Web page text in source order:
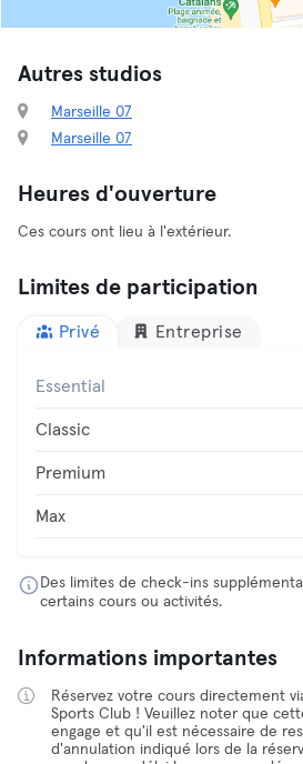
Autres studios
Marseille 07
Marseille 07
Heures d'ouverture
Ces cours ont lieu à l'extérieur.
Limites de participation
Privé Entreprise
Essential
Classic
Premium
Max
Des limites de check-ins
certains cours ou activités.
Informations importantes
Réservez votre cours directement
Sports Club ! Veuillez noter que
engage et qu'il est nécessaire de
d'annulation indiqué lors de la